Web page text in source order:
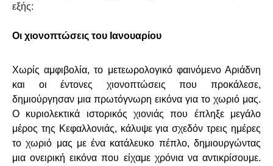
εξής:
Οι χιονοπτώσεις του Ιανουαρίου
Χωρίς αμφιβολία, το μετεωρολογικό φαινόμενο Αριάδνη
και οι έντονες χιονοπτώσεις που προκάλεσε,
δημιούργησαν μια πρωτόγνωρη εικόνα για το χωριό μας.
Ο κυριολεκτικά ιστορικός χιονιάς που έπληξε μεγάλο
μέρος της Κεφαλλονιάς, κάλυψε για σχεδόν τρεις ημέρες
το χωριό μας με ένα κατάλευκο πέπλο, δημιουργώντας
μια ονειρική εικόνα που είχαμε χρόνια να αντικρίσουμε.